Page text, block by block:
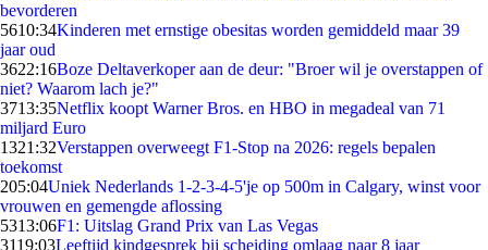
bevorderen
5610:34Kinderen met ernstige obesitas worden gemiddeld maar 39
jaar oud
3622:16Boze Deltaverkoper aan de deur: "Broer wil je overstappen of
niet? Waarom lach je?"
3713:35Netflix koopt Warner Bros. en HBO in megadeal van 71
miljard Euro
1321:32Verstappen overweegt F1-Stop na 2026: regels bepalen
toekomst
205:04Uniek Nederlands 1-2-3-4-5'je op 500m in Calgary, winst voor
vrouwen en gemengde aflossing
5313:06F1: Uitslag Grand Prix van Las Vegas
3119:03Leeftijd kindgesprek bij scheiding omlaag naar 8 jaar